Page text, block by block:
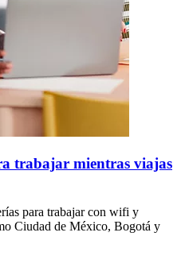
trabajar mientras viajas
para trabajar con wifi y
Ciudad de México, Bogotá y